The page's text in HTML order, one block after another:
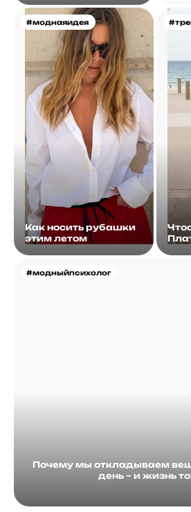
#моднаяидея
Как носить рубашки
этим летом
#модныйпсихолог
Почему мы откладываем
день – и жизнь